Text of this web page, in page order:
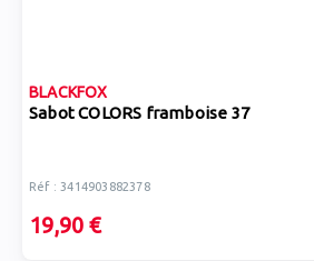
BLACKFOX
Sabot COLORS framboise 37
Réf : 3414903882378
19,90 €